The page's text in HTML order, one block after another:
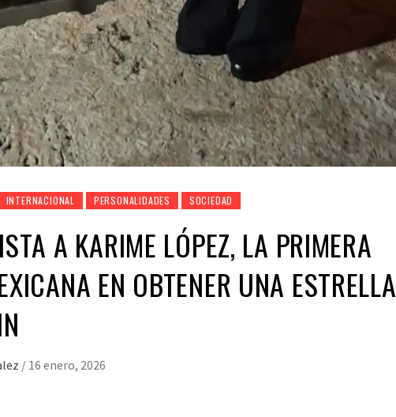
INTERNACIONAL PERSONALIDADES SOCIEDAD
A KARIME LÓPEZ, LA PRIMERA
EN OBTENER UNA ESTRELLA
/ 16 enero, 2026